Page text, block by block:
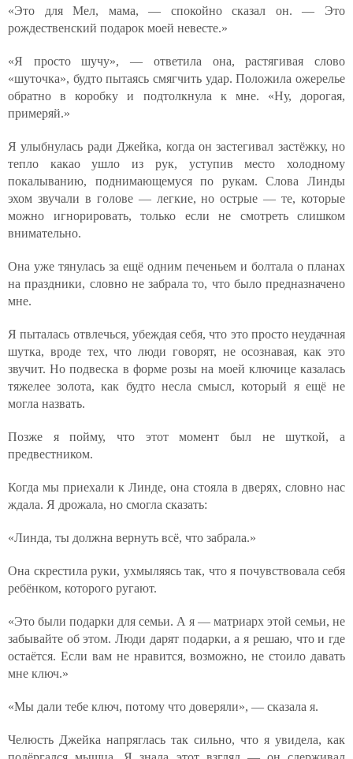
«Это для Мел, мама, — спокойно сказал он. — Это
рождественский подарок моей невесте.»
«Я просто шучу», — ответила она, растягивая слово
«шуточка», будто пытаясь смягчить удар. Положила ожерелье
обратно в коробку и подтолкнула к мне. «Ну, дорогая,
примеряй.»
Я улыбнулась ради Джейка, когда он застегивал застёжку, но
тепло какао ушло из рук, уступив место холодному
покалыванию, поднимающемуся по рукам. Слова Линды
эхом звучали в голове — легкие, но острые — те, которые
можно игнорировать, только если не смотреть слишком
внимательно.
Она уже тянулась за ещё одним печеньем и болтала о планах
на праздники, словно не забрала то, что было предназначено
мне.
Я пыталась отвлечься, убеждая себя, что это просто неудачная
шутка, вроде тех, что люди говорят, не осознавая, как это
звучит. Но подвеска в форме розы на моей ключице казалась
тяжелее золота, как будто несла смысл, который я ещё не
могла назвать.
Позже я пойму, что этот момент был не шуткой, а
предвестником.
Когда мы приехали к Линде, она стояла в дверях, словно нас
ждала. Я дрожала, но смогла сказать:
«Линда, ты должна вернуть всё, что забрала.»
Она скрестила руки, ухмыляясь так, что я почувствовала себя
ребёнком, которого ругают.
«Это были подарки для семьи. А я — матриарх этой семьи, не
забывайте об этом. Люди дарят подарки, а я решаю, что и где
остаётся. Если вам не нравится, возможно, не стоило давать
мне ключ.»
«Мы дали тебе ключ, потому что доверяли», — сказала я.
Челюсть Джейка напряглась так сильно, что я увидела, как